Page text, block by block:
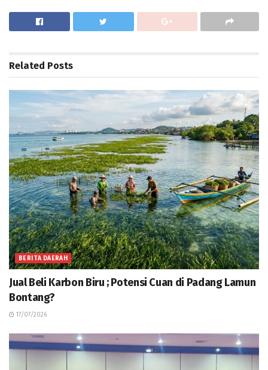
Related Posts
BERITA DAERAH
Jual Beli Karbon Biru ; Potensi Cuan di Padang Lamun
Bontang?
17/07/2026